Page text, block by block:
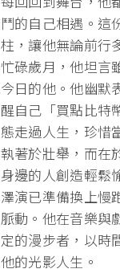
的自己相遇。這
，讓他無論前行
碌歲月，他坦言
日的他。他幽默
自己「買點比特
走過人生，珍惜
著於壯舉，而在
邊的人創造輕鬆
演已準備換上慢
動。他在音樂與
的漫步者，以時
的光影人生。